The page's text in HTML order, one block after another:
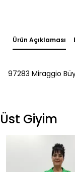
Ürün Açıklaması
97283 Miraggio
Üst Giyim